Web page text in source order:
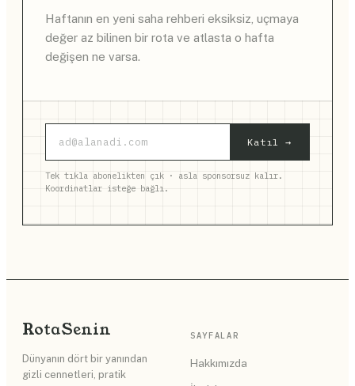
Haftanın en yeni saha rehberi eksiksiz, uçmaya
değer az bilinen bir rota ve atlasta o hafta
değişen ne varsa.
Katıl →
Tek tıkla abonelikten çık · asla sponsorsuz kalır.
Koordinatlar isteğe bağlı.
RotaSenin
Dünyanın dört bir yanından
gizli cennetleri, pratik
SAYFALAR
Hakkımızda